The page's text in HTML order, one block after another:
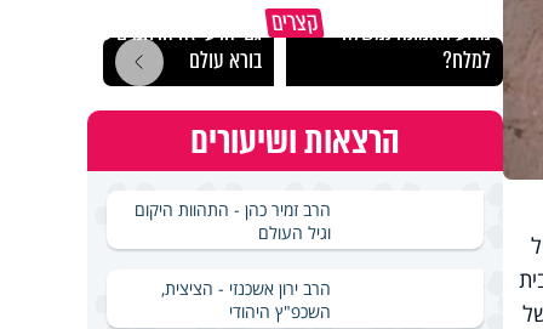
קצרים
מדוע האמונה נמשלה
למלח?
גם ׳הרע׳ זה הרחמים של
בורא עולם
הרצאות ושיעורים
הרב זמיר כהן - התהוות היקום
וגיל העולם
הרב ירון אשכנזי - הציצית,
השכפ"ץ היהודי